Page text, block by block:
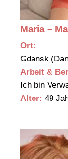
Maria –
Ort:
Gdansk
Arbeit &
Ich bin
Alter: 49